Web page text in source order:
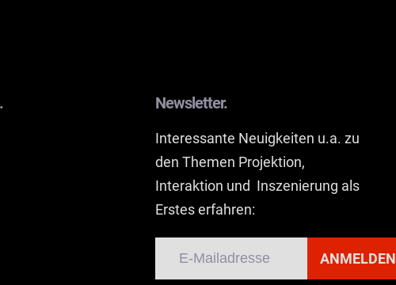
Newsletter.
Interessante Neuigkeiten u.a. zu
den Themen Projektion,
Interaktion und Inszenierung als
Erstes erfahren:
ANMELDEN